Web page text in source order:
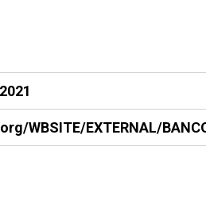
WBSITE/EXTERNAL/